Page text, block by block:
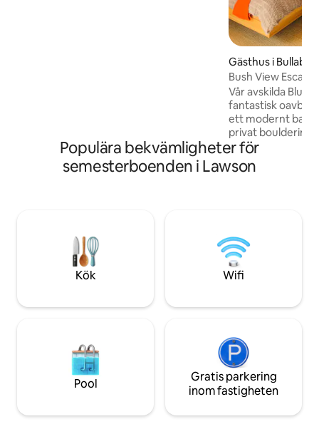
minuters bilresa.
Gästhus i
Bush View Escape
Vår avskilda Blue
fantastisk
ett modernt
privat
bergsklättrare!
tittar på den
Passar bekvämt
Detta är det
tillflyktsort —
av, vara aktiv,
ovanstående!
Populära bekvämligheter för
semesterboenden i Lawson
Kök Wifi
Pool
Gratis parkering
inom fastigheten